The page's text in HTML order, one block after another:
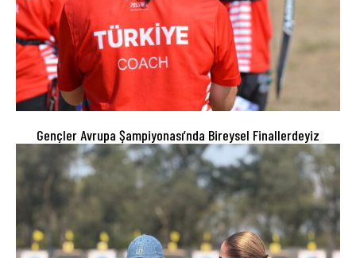
Gençler Avrupa Şampiyonası’nda Bireysel Finallerdeyiz